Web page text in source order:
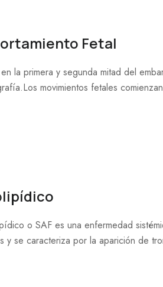
Fetal
la primera y segunda mitad del
movimientos fetales
o SAF es una enfermedad
y se caracteriza por la aparición de